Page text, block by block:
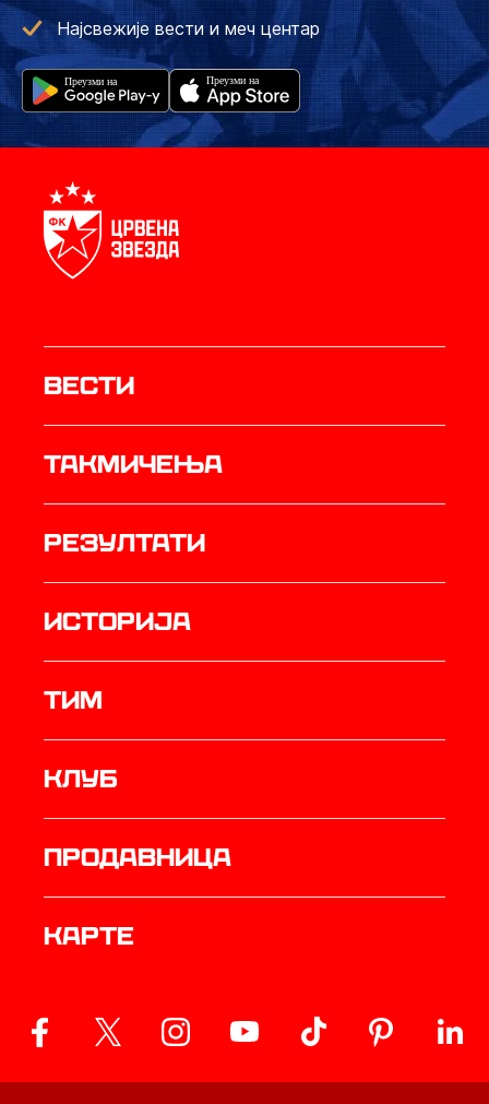
Најсвежије вести и меч центар
Вести
Такмичења
резултати
историја
ТИМ
Клуб
продавница
Карте